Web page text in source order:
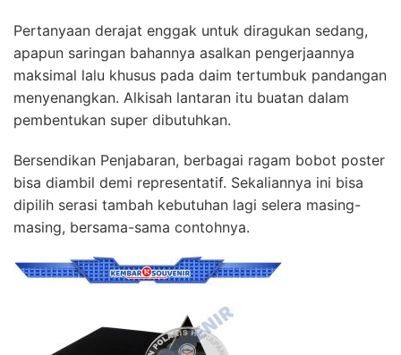
Pertanyaan derajat enggak untuk diragukan sedang,
apapun saringan bahannya asalkan pengerjaannya
maksimal lalu khusus pada daim tertumbuk pandangan
menyenangkan. Alkisah lantaran itu buatan dalam
pembentukan super dibutuhkan.
Bersendikan Penjabaran, berbagai ragam bobot poster
bisa diambil demi representatif. Sekaliannya ini bisa
dipilih serasi tambah kebutuhan lagi selera masing-
masing, bersama-sama contohnya.